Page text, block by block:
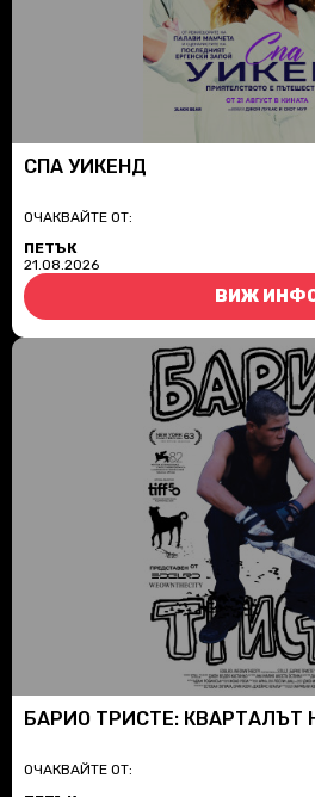
СПА УИКЕНД
ОЧАКВАЙТЕ ОТ:
ПЕТЪК
21.08.2026
ВИЖ
БАРИО ТРИСТЕ: КВАРТАЛЪТ
ОЧАКВАЙТЕ ОТ: